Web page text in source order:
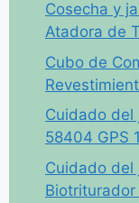
Cosecha y
Atadora de
Cubo de
Cuidado del
58404 GPS
Cuidado del